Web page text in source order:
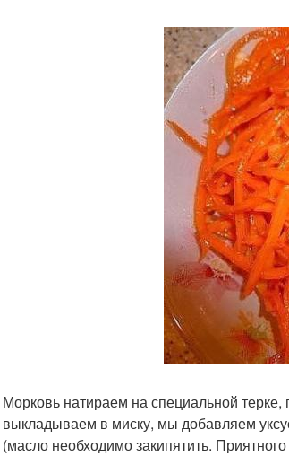
Морковь натираем на специальной
выкладываем в миску, мы добавляем
(масло необходимо закипятить.